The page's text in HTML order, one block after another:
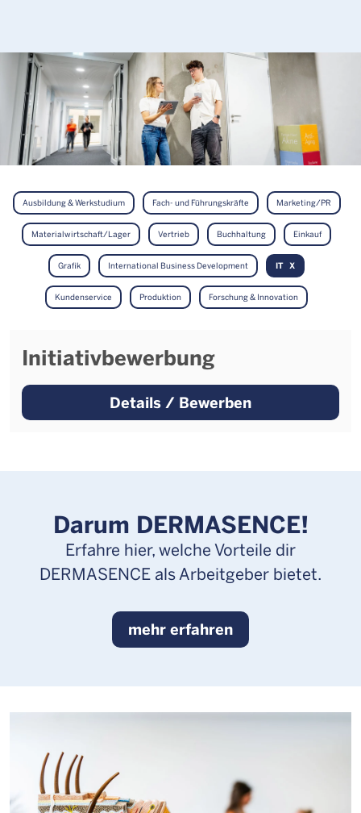
Ausbildung & Werkstudium Fach- und Führungskräfte Marketing/PR
Materialwirtschaft/Lager Vertrieb Buchhaltung Einkauf
Grafik International Business Development IT
Kundenservice Produktion Forschung & Innovation
Initiativbewerbung
Details / Bewerben
Darum DERMASENCE!
Erfahre hier, welche Vorteile dir
DERMASENCE als Arbeitgeber bietet.
mehr erfahren